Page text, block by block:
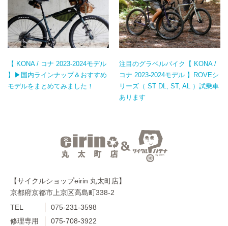
【 KONA / コナ 2023-2024モデル
】▶国内ラインナップ＆おすすめ
モデルをまとめてみました！
注目のグラベルバイク【 KONA /
コナ 2023-2024モデル 】ROVEシ
リーズ（ ST DL, ST, AL ）試乗車
あります
【サイクルショップeirin 丸太町店】
京都府京都市上京区高島町338-2
TEL
075-231-3598
修理専用
075-708-3922